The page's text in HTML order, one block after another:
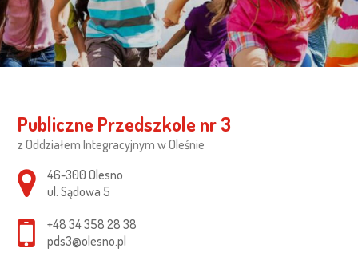
Publiczne Przedszkole nr 3
z Oddziałem Integracyjnym w Oleśnie
Adres pocztowy:
46-300 Olesno
ul. Sądowa 5
+48 34 358 28 38
pds3@olesno.pl